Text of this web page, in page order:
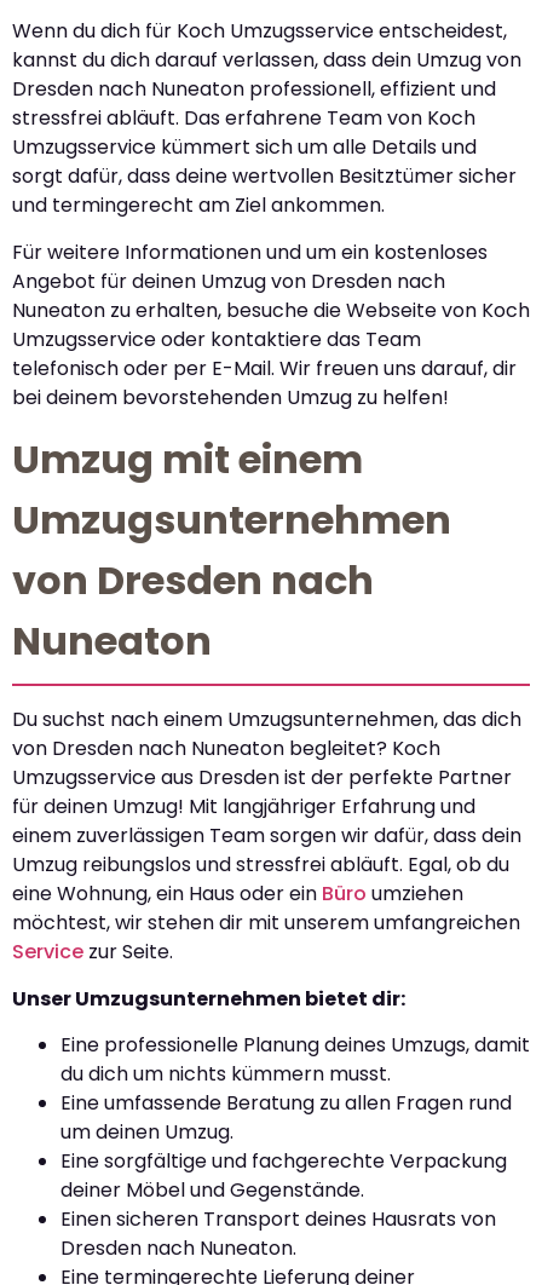
Wenn du dich für Koch Umzugsservice entscheidest,
kannst du dich darauf verlassen, dass dein Umzug von
Dresden nach Nuneaton professionell, effizient und
stressfrei abläuft. Das erfahrene Team von Koch
Umzugsservice kümmert sich um alle Details und
sorgt dafür, dass deine wertvollen Besitztümer sicher
und termingerecht am Ziel ankommen.
Für weitere Informationen und um ein kostenloses
Angebot für deinen Umzug von Dresden nach
Nuneaton zu erhalten, besuche die Webseite von Koch
Umzugsservice oder kontaktiere das Team
telefonisch oder per E-Mail. Wir freuen uns darauf, dir
bei deinem bevorstehenden Umzug zu helfen!
Umzug mit einem
Umzugsunternehmen
von Dresden nach
Nuneaton
Du suchst nach einem Umzugsunternehmen, das dich
von Dresden nach Nuneaton begleitet? Koch
Umzugsservice aus Dresden ist der perfekte Partner
für deinen Umzug! Mit langjähriger Erfahrung und
einem zuverlässigen Team sorgen wir dafür, dass dein
Umzug reibungslos und stressfrei abläuft. Egal, ob du
eine Wohnung, ein Haus oder ein Büro umziehen
möchtest, wir stehen dir mit unserem umfangreichen
Service zur Seite.
Unser Umzugsunternehmen bietet dir:
Eine professionelle Planung deines Umzugs, damit
du dich um nichts kümmern musst.
Eine umfassende Beratung zu allen Fragen rund
um deinen Umzug.
Eine sorgfältige und fachgerechte Verpackung
deiner Möbel und Gegenstände.
Einen sicheren Transport deines Hausrats von
Dresden nach Nuneaton.
Eine termingerechte Lieferung deiner